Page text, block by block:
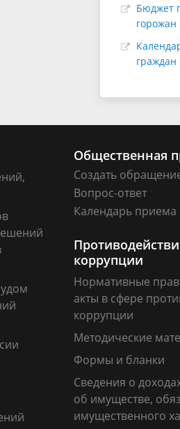
Бюджет
горожан
граждан
Общественная
Создать
Вопрос-ответ
Календарь приема
коррупции
Нормативные
акты в сфере
коррупции
Методические
Формы и бланки
Сведения о
об имуществе,
имущественного